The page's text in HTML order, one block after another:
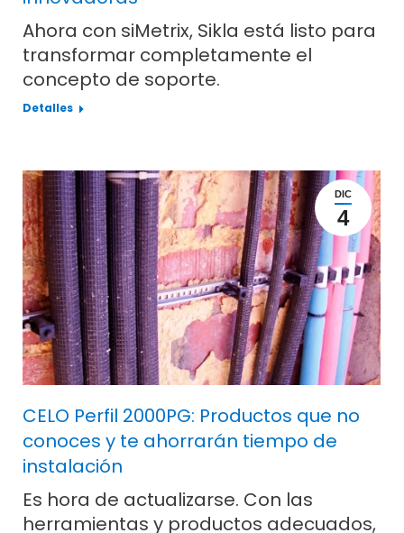
Ahora con siMetrix, Sikla está listo para
transformar completamente el
concepto de soporte.
Detalles
DIC
4
CELO Perfil 2000PG: Productos que no
conoces y te ahorrarán tiempo de
instalación
Es hora de actualizarse. Con las
herramientas y productos adecuados,